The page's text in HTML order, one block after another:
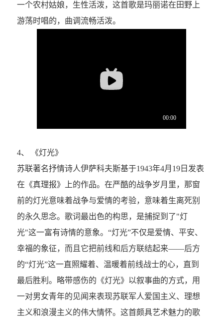
一个农村姑娘，生性活泼，这首歌是玛丽诺在田野上
游荡时唱的，曲调流畅活泼。
4、 《灯光》
苏联著名抒情诗人伊萨科夫斯基于1943年4月19日发表
在《真理报》上的作品。在严酷的战争岁月里，那窗
前的灯光意味着战争与爱情的考验，意味着生离死别
的永久思念。歌词最出色的构思，是捕捉到了"灯
光"这一富有诗情的意象。“灯光”不仅是爱情、平安、
幸福的象征，而且它把前线和后方联结起来——后方
的“灯光”这一直照耀着、温暖着前线战士的心，直到
最后胜利。略带感伤的《灯光》以叙事曲的方式，用
一对男女青年的见闻来表现苏联军人爱国主义、理想
主义和浪漫主义的伟大情怀。这首颇具艺术魅力的歌